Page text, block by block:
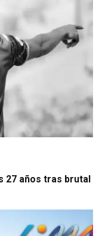
27 años tras brutal